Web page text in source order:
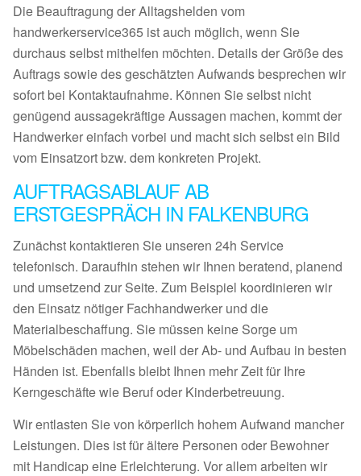
Die Beauftragung der Alltagshelden vom
handwerkerservice365 ist auch möglich, wenn Sie
durchaus selbst mithelfen möchten. Details der Größe des
Auftrags sowie des geschätzten Aufwands besprechen wir
sofort bei Kontaktaufnahme. Können Sie selbst nicht
genügend aussagekräftige Aussagen machen, kommt der
Handwerker einfach vorbei und macht sich selbst ein Bild
vom Einsatzort bzw. dem konkreten Projekt.
AUFTRAGSABLAUF AB
ERSTGESPRÄCH IN FALKENBURG
Zunächst kontaktieren Sie unseren 24h Service
telefonisch. Daraufhin stehen wir Ihnen beratend, planend
und umsetzend zur Seite. Zum Beispiel koordinieren wir
den Einsatz nötiger Fachhandwerker und die
Materialbeschaffung. Sie müssen keine Sorge um
Möbelschäden machen, weil der Ab- und Aufbau in besten
Händen ist. Ebenfalls bleibt Ihnen mehr Zeit für Ihre
Kerngeschäfte wie Beruf oder Kinderbetreuung.
Wir entlasten Sie von körperlich hohem Aufwand mancher
Leistungen. Dies ist für ältere Personen oder Bewohner
mit Handicap eine Erleichterung. Vor allem arbeiten wir